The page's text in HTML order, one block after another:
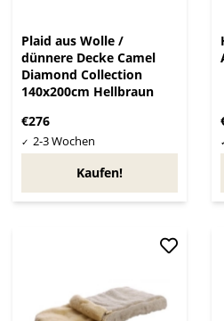
Plaid aus Wolle /
dünnere Decke Camel
Diamond Collection
140x200cm Hellbraun
€276
Kaufen!